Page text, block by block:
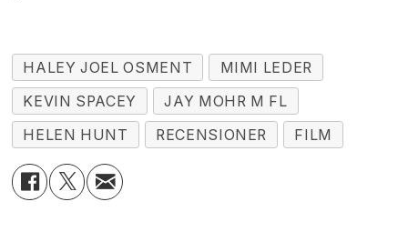
HALEY JOEL OSMENT
MIMI LEDER
KEVIN SPACEY
JAY MOHR M FL
HELEN HUNT
RECENSIONER FILM